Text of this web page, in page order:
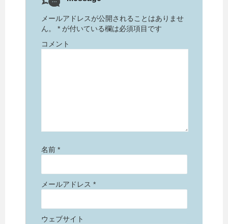
メールアドレスが公開されることはありませ
ん。
* が付いている欄は必須項目です
コメント
名前 *
メールアドレス *
ウェブサイト